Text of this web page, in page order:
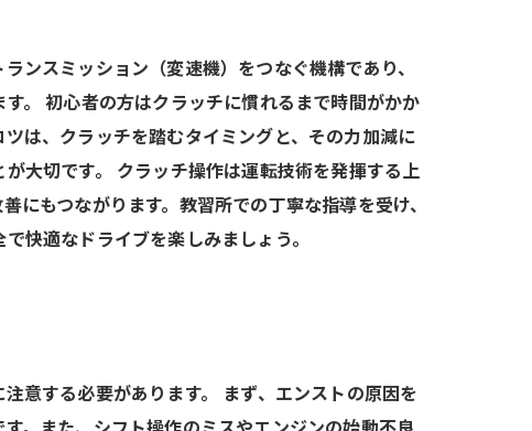
ンスミッション（変速機）をつなぐ機構であり、
。 初心者の方はクラッチに慣れるまで時間がかか
は、クラッチを踏むタイミングと、その力加減に
大切です。 クラッチ操作は運転技術を発揮する上
にもつながります。教習所での丁寧な指導を受け、
快適なドライブを楽しみましょう。
意する必要があります。 まず、エンストの原因を